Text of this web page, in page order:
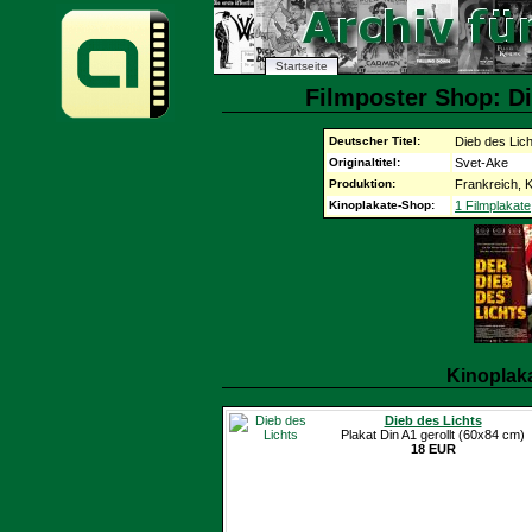
Startseite
Filmposter Shop:
Deutscher Titel: Dieb des
Originaltitel: Svet-Ake
Produktion: Frankreich,
Kinoplakate-Shop: 1 Filmplakate
Dieb des Lichts
Plakat Din A1 gerollt (60x84 cm)
18 EUR